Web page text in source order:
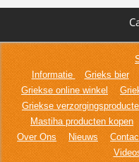
Informatie
Grieks bier
Griekse online winkel
Griekse
Mastiha producten kopen
Over Ons
Nieuws